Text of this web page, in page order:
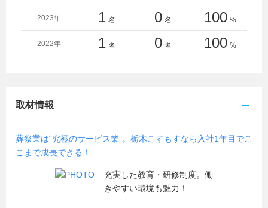
2023年 1 名 0 名 100 %
2022年 1 名 0 名 100 %
取材情報
葬祭業は“究極のサービス業”。栃木こすもすなら入社1年目でこ
こまで成長できる！
充実した教育・研修制度。働
きやすい環境も魅力！